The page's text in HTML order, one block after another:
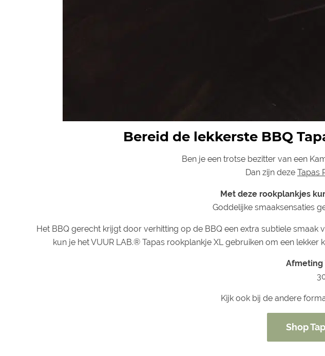
Bereid de lekkerste BBQ
Ben je een trotse bezitter van een
Dan zijn deze Tapas
Met deze rookplankjes
Goddelijke smaaksensaties
Het BBQ gerecht krijgt door verhitting op de BBQ een extra subtiele
kun je het VUUR LAB.® Tapas rookplankje XL gebruiken om een
Afmeting
Kijk ook bij de andere
Shop